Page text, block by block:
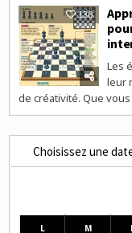
130
Les
leur
de créativité. Que
Choisissez une
L M